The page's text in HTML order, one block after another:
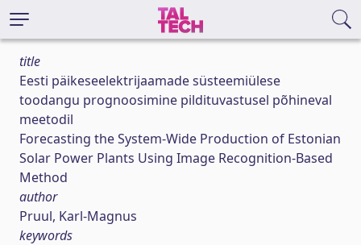
title
Eesti päikeseelektrijaamade süsteemiülese
toodangu prognoosimine pildituvastusel põhineval
meetodil
Forecasting the System-Wide Production of Estonian
Solar Power Plants Using Image Recognition-Based
Method
author
Pruul, Karl-Magnus
keywords